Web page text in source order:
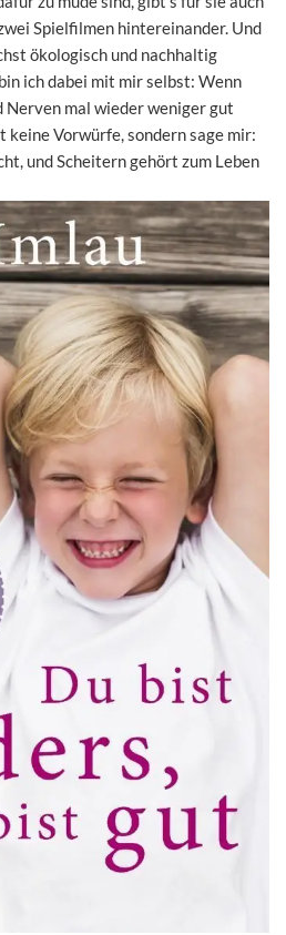
Spielfilmen hintereinander. Und
ökologisch und nachhaltig
ich dabei mit mir selbst: Wenn
Nerven mal wieder weniger gut
keine Vorwürfe, sondern sage mir:
und Scheitern gehört zum Leben